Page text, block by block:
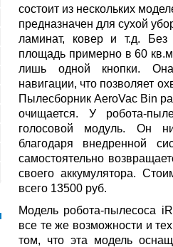
состоит из нескольких
предназначен для сухой
ламинат, ковер и т.д. Без
площадь примерно в 60
лишь одной кнопки.
навигации, что позволяет
Пылесборник AeroVac Bin
очищается. У робота-
голосовой модуль. Он
благодаря внедренной
самостоятельно
своего аккумулятора.
всего 13500 руб.
Модель робота-пылесоса
все те же возможности и
том, что эта модель